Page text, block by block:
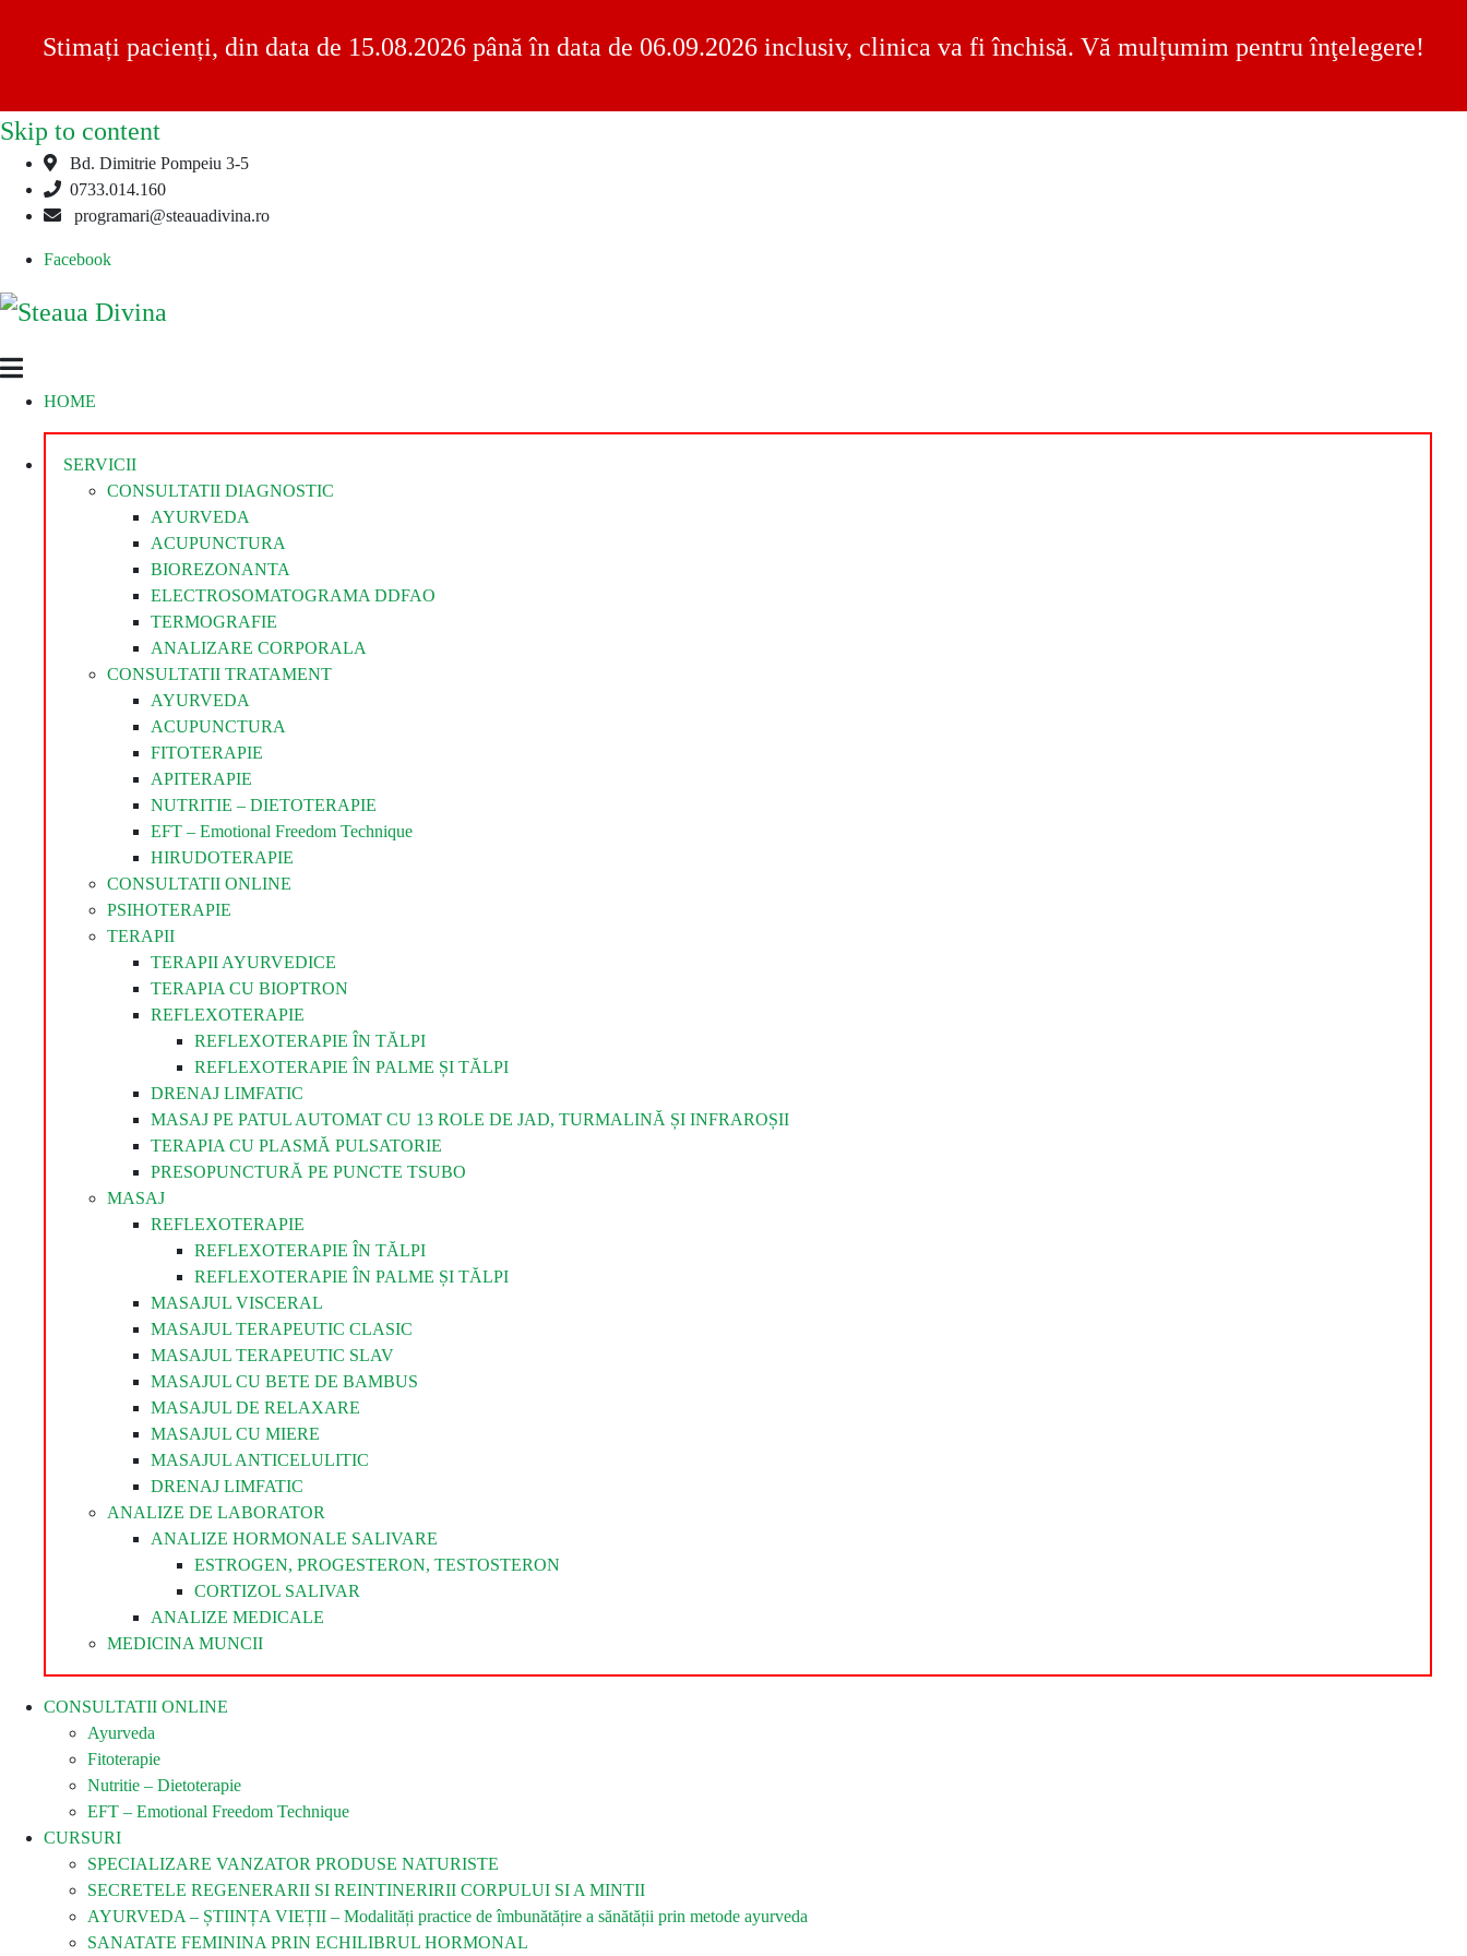
Stimați pacienți, din data de 15.08.2026 până în data de 06.09.2026 inclusiv, clinica va fi închisă. Vă mulțumim pentru înţelegere!
Skip to content
Bd. Dimitrie Pompeiu 3-5
0733.014.160
programari@steauadivina.ro
Facebook
Steaua
Divina
Clinica
SteauaHOME
SERVICII
CONSULTATII DIAGNOSTIC
AYURVEDA
ACUPUNCTURA
BIOREZONANTA
ELECTROSOMATOGRAMA DDFAO
TERMOGRAFIE
ANALIZARE CORPORALA
CONSULTATII TRATAMENT
AYURVEDA
ACUPUNCTURA
FITOTERAPIE
APITERAPIE
NUTRITIE – DIETOTERAPIE
EFT – Emotional Freedom Technique
HIRUDOTERAPIE
CONSULTATII ONLINE
PSIHOTERAPIE
TERAPII
TERAPII AYURVEDICE
TERAPIA CU BIOPTRON
REFLEXOTERAPIE
REFLEXOTERAPIE ÎN TĂLPI
REFLEXOTERAPIE ÎN PALME ȘI TĂLPI
DRENAJ LIMFATIC
MASAJ PE PATUL AUTOMAT CU 13 ROLE DE JAD, TURMALINĂ ȘI INFRAROȘII
TERAPIA CU PLASMĂ PULSATORIE
PRESOPUNCTURĂ PE PUNCTE TSUBO
MASAJ
REFLEXOTERAPIE
REFLEXOTERAPIE ÎN TĂLPI
REFLEXOTERAPIE ÎN PALME ȘI TĂLPI
MASAJUL VISCERAL
MASAJUL TERAPEUTIC CLASIC
MASAJUL TERAPEUTIC SLAV
MASAJUL CU BETE DE BAMBUS
MASAJUL DE RELAXARE
MASAJUL CU MIERE
MASAJUL ANTICELULITIC
DRENAJ LIMFATIC
ANALIZE DE LABORATOR
ANALIZE HORMONALE SALIVARE
ESTROGEN, PROGESTERON, TESTOSTERON
CORTIZOL SALIVAR
ANALIZE MEDICALE
MEDICINA MUNCII
CONSULTATII ONLINE
Ayurveda
Fitoterapie
Nutritie – Dietoterapie
EFT – Emotional Freedom Technique
CURSURI
SPECIALIZARE VANZATOR PRODUSE NATURISTE
SECRETELE REGENERARII SI REINTINERIRII CORPULUI SI A MINTII
AYURVEDA – ȘTIINȚA VIEȚII – Modalități practice de îmbunătățire a sănătății prin metode ayurveda
SANATATE FEMININA PRIN ECHILIBRUL HORMONAL